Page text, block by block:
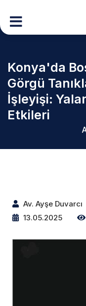
Konya'da
Görgü
İşleyişi:
Etkileri
Av. Ayşe Duvarcı
13.05.2025